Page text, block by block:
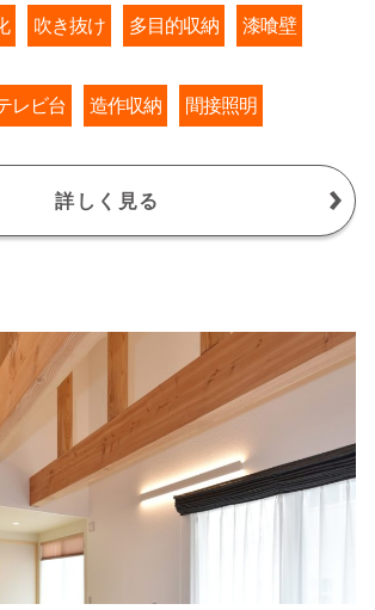
吹き抜け 多目的収納 漆喰壁
レビ台 造作収納 間接照明
詳しく見る